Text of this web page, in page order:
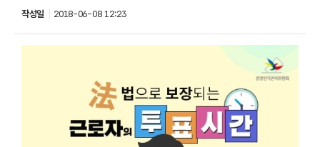
작성일 2018-06-08 12:23